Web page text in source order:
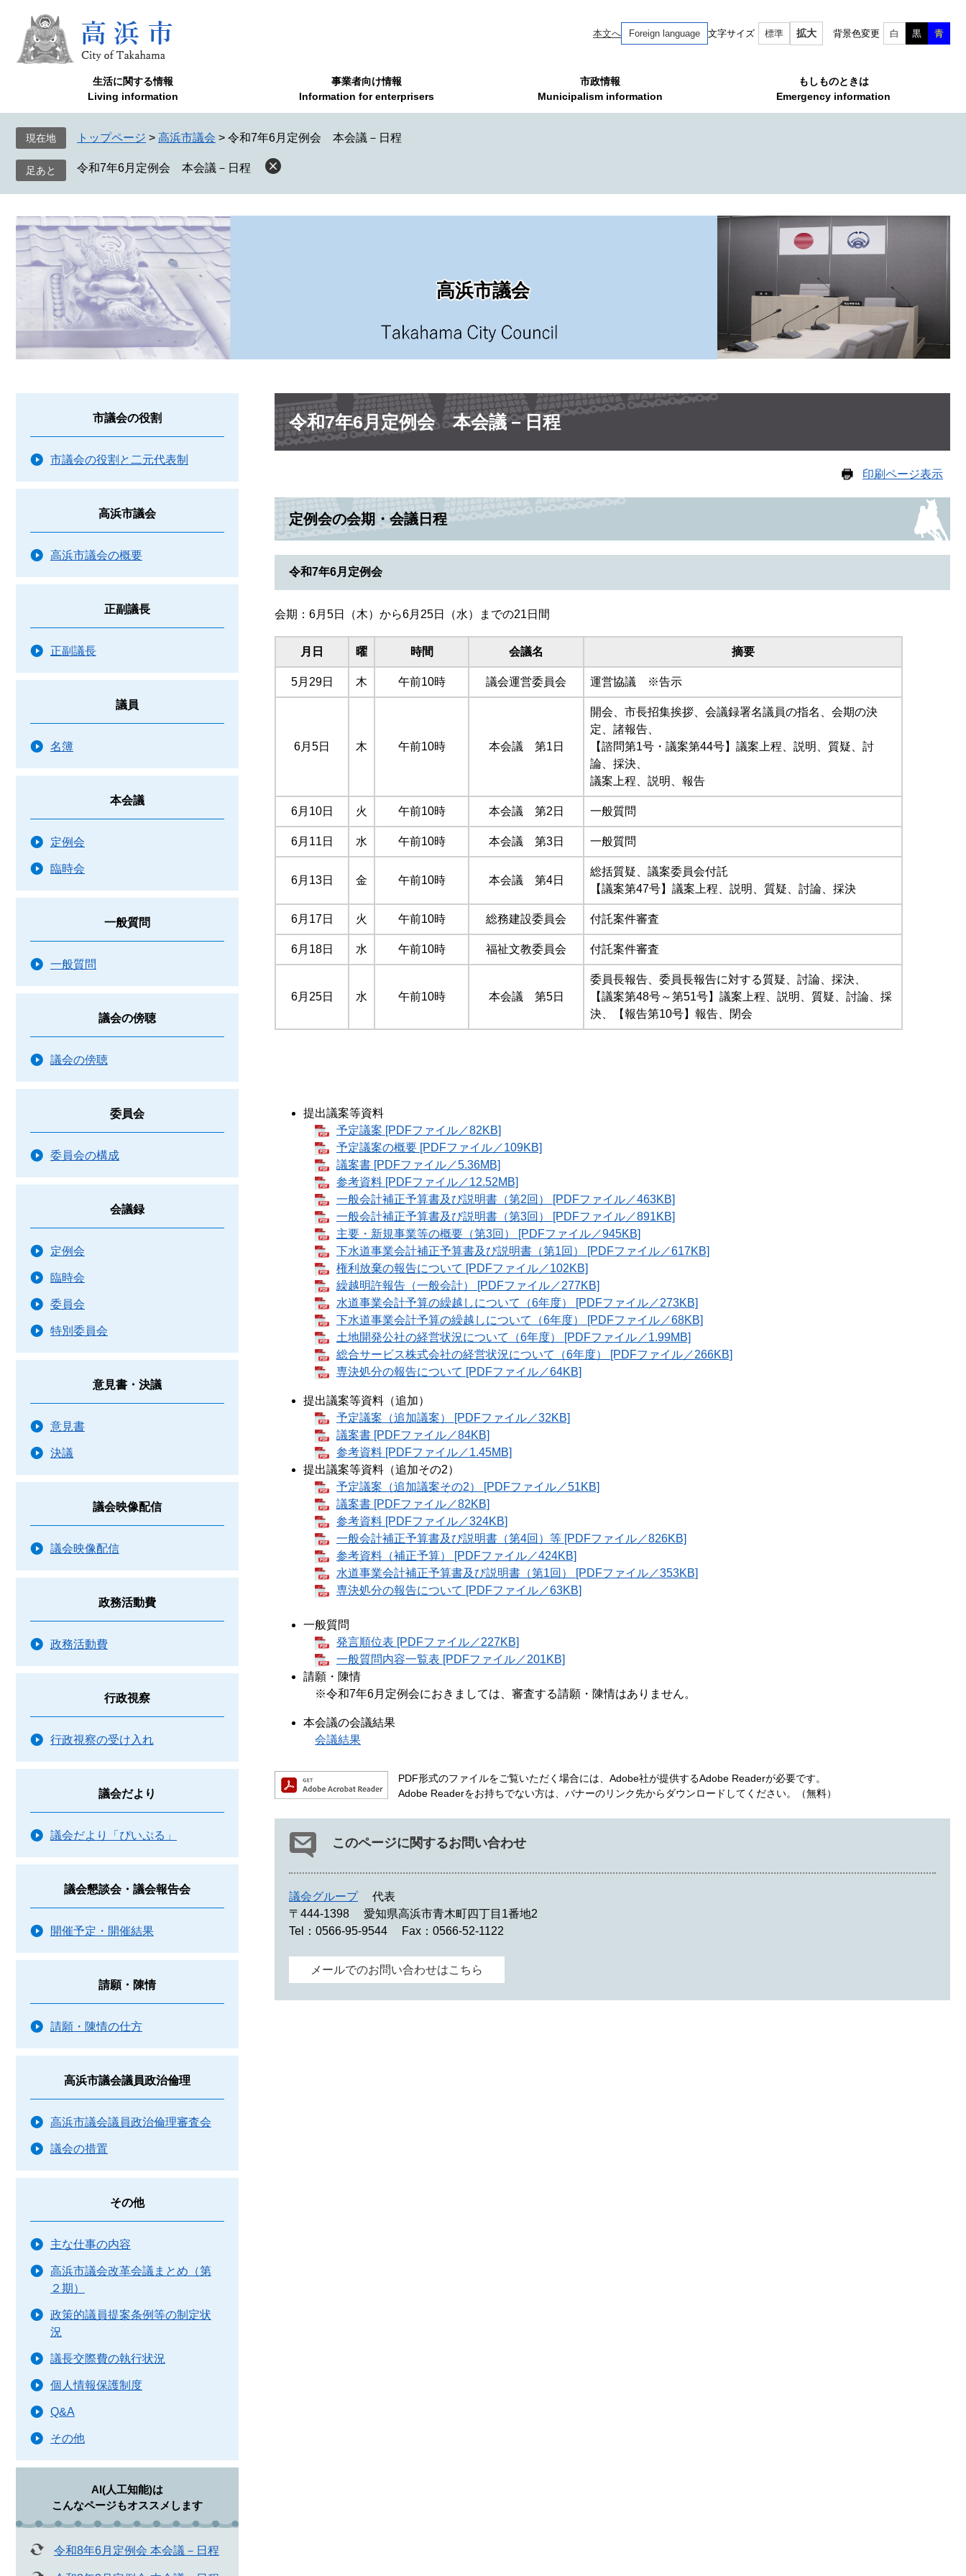
で
ば
へ
本文へ Foreign language 文字サイズ 標準 拡大 背景色変更 白 黒 青
生活に関する情報
Living information
事業者向け情報
Information for enterprisers
市政情報
Municipalism information
もしものときは
Emergency information
現在地 トップページ > 高浜市議会 > 令和7年6月定例会 本会議－日程
令和7年6月定例会 本会議－日程
高浜市議会
本
文 令和7年6月定例会 本会議－日程
印刷ページ表示
定例会の会期・会議日程
令和7年6月定例会
会期：6月5日（木）から6月25日（水）までの21日間
月日 曜 時間 会議名 摘要
5月29日 木 午前10時 議会運営委員会 運営協議 ※告示
6月5日 木 午前10時 本会議 第1日
開会、市長招集挨拶、会議録署名議員の指名、会期の決
定、諸報告、
【諮問第1号・議案第44号】議案上程、説明、質疑、討
論、採決、
議案上程、説明、報告
6月10日 火 午前10時 本会議 第2日 一般質問
6月11日 水 午前10時 本会議 第3日 一般質問
6月13日 金 午前10時 本会議 第4日
総括質疑、議案委員会付託
【議案第47号】議案上程、説明、質疑、討論、採決
6月17日 火 午前10時 総務建設委員会 付託案件審査
6月18日 水 午前10時 福祉文教委員会 付託案件審査
6月25日 水 午前10時 本会議 第5日
委員長報告、委員長報告に対する質疑、討論、採決、
【議案第48号～第51号】議案上程、説明、質疑、討論、採
決、【報告第10号】報告、閉会
提出議案等資料
予定議案 [PDFファイル／82KB]
予定議案の概要 [PDFファイル／109KB]
議案書 [PDFファイル／5.36MB]
参考資料 [PDFファイル／12.52MB]
一般会計補正予算書及び説明書（第2回） [PDFファイル／463KB]
一般会計補正予算書及び説明書（第3回） [PDFファイル／891KB]
主要・新規事業等の概要（第3回） [PDFファイル／945KB]
下水道事業会計補正予算書及び説明書（第1回） [PDFファイル／617KB]
権利放棄の報告について [PDFファイル／102KB]
繰越明許報告（一般会計） [PDFファイル／277KB]
水道事業会計予算の繰越しについて（6年度） [PDFファイル／273KB]
下水道事業会計予算の繰越しについて（6年度） [PDFファイル／68KB]
土地開発公社の経営状況について（6年度） [PDFファイル／1.99MB]
総合サービス株式会社の経営状況について（6年度） [PDFファイル／266KB]
専決処分の報告について [PDFファイル／64KB]
提出議案等資料（追加）
予定議案（追加議案） [PDFファイル／32KB]
議案書 [PDFファイル／84KB]
参考資料 [PDFファイル／1.45MB]
提出議案等資料（追加その2）
予定議案（追加議案その2） [PDFファイル／51KB]
議案書 [PDFファイル／82KB]
参考資料 [PDFファイル／324KB]
一般会計補正予算書及び説明書（第4回）等 [PDFファイル／826KB]
参考資料（補正予算） [PDFファイル／424KB]
水道事業会計補正予算書及び説明書（第1回） [PDFファイル／353KB]
専決処分の報告について [PDFファイル／63KB]
一般質問
発言順位表 [PDFファイル／227KB]
一般質問内容一覧表 [PDFファイル／201KB]
請願・陳情
※令和7年6月定例会におきましては、審査する請願・陳情はありません。
本会議の会議結果
会議結果
PDF形式のファイルをご覧いただく場合には、Adobe社が提供するAdobe Readerが必要です。
Adobe Readerをお持ちでない方は、バナーのリンク先からダウンロードしてください。（無料）
このページに関するお問い合わせ
議会グループ
代表
〒444-1398
愛知県高浜市青木町四丁目1番地2
Tel：0566-95-9544
Fax：0566-52-1122
メールでのお問い合わせはこちら
市議会の役割
市議会の役割と二元代表制
高浜市議会
高浜市議会の概要
正副議長
正副議長
議員
名簿
本会議
定例会
臨時会
一般質問
一般質問
議会の傍聴
議会の傍聴
委員会
委員会の構成
会議録
定例会
臨時会
委員会
特別委員会
意見書・決議
意見書
決議
議会映像配信
議会映像配信
政務活動費
政務活動費
行政視察
行政視察の受け入れ
議会だより
議会だより「ぴいぷる」
議会懇談会・議会報告会
開催予定・開催結果
請願・陳情
請願・陳情の仕方
高浜市議会議員政治倫理
高浜市議会議員政治倫理審査会
議会の措置
その他
主な仕事の内容
高浜市議会改革会議まとめ（第
２期）
政策的議員提案条例等の制定状
況
議長交際費の執行状況
個人情報保護制度
Q&A
その他
AI(人工知能)は
こんなページもオススメします
令和8年6月定例会 本会議－日程